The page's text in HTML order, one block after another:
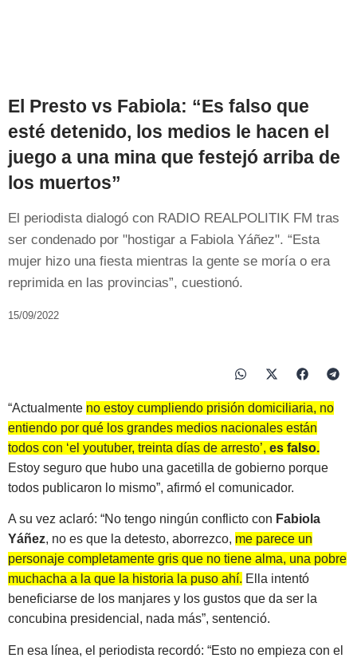
El Presto vs Fabiola: “Es falso que
esté detenido, los medios le hacen el
juego a una mina que festejó arriba de
los muertos”
El periodista dialogó con RADIO REALPOLITIK FM tras
ser condenado por "hostigar a Fabiola Yáñez". “Esta
mujer hizo una fiesta mientras la gente se moría o era
reprimida en las provincias”, cuestionó.
15/09/2022
“Actualmente no estoy cumpliendo prisión domiciliaria, no
entiendo por qué los grandes medios nacionales están
todos con ‘el youtuber, treinta días de arresto’, es falso.
Estoy seguro que hubo una gacetilla de gobierno porque
todos publicaron lo mismo”, afirmó el comunicador.
A su vez aclaró: “No tengo ningún conflicto con Fabiola
Yáñez, no es que la detesto, aborrezco, me parece un
personaje completamente gris que no tiene alma, una pobre
muchacha a la que la historia la puso ahí. Ella intentó
beneficiarse de los manjares y los gustos que da ser la
concubina presidencial, nada más”, sentenció.
En esa línea, el periodista recordó: “Esto no empieza con el